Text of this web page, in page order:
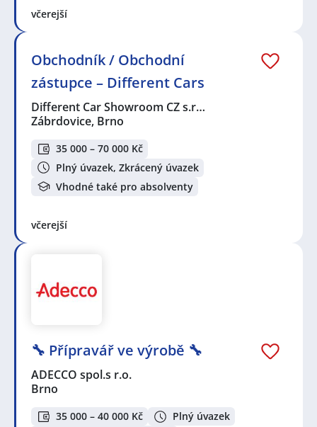
včerejší
Obchodník / Obchodní
zástupce – Different Cars
Different Car Showroom CZ s.r…
Zábrdovice, Brno
35 000 – 70 000 Kč
Plný úvazek, Zkrácený úvazek
Vhodné také pro absolventy
včerejší
🔧 Přípravář ve výrobě 🔧
ADECCO spol.s r.o.
Brno
35 000 – 40 000 Kč
Plný úvazek